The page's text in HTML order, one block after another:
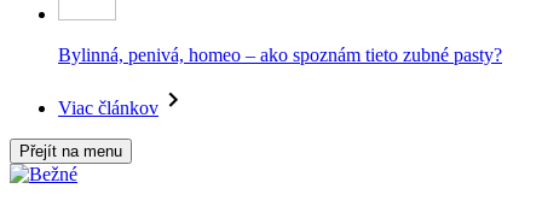
Bylinná, penivá, homeo – ako spoznám tieto zubné pasty?
Viac článkov
Přejít na menu